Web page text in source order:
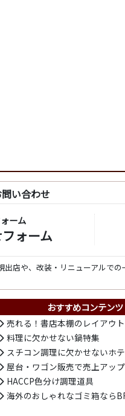
い合わせ
ーム
ォーム
店や、改装・リニューアルで
おすすめコンテンツ
売れる！書店本棚のレイアウト
料理に欠かせない鍋特集
スチコン調理に欠かせないホ
屋台・ワゴン販売で売上アップ
HACCP色分け調理道具
海外のおしゃれなゴミ箱なら